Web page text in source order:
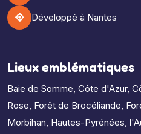
Développé à Nantes
Lieux emblématiques
Baie de Somme, Côte d'Azur,
Rose, Forêt de Brocéliande,
Morbihan, Hautes-Pyrénées,